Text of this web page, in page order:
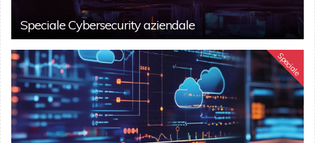
Speciale Cybersecurity aziendale
Speciale